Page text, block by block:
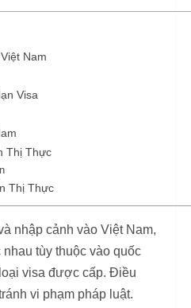
Nam
Visa
Thị Thực
Thị Thực
nhập cảnh vào Việt Nam,
tùy thuộc vào quốc
visa được cấp. Điều
vi phạm pháp luật.